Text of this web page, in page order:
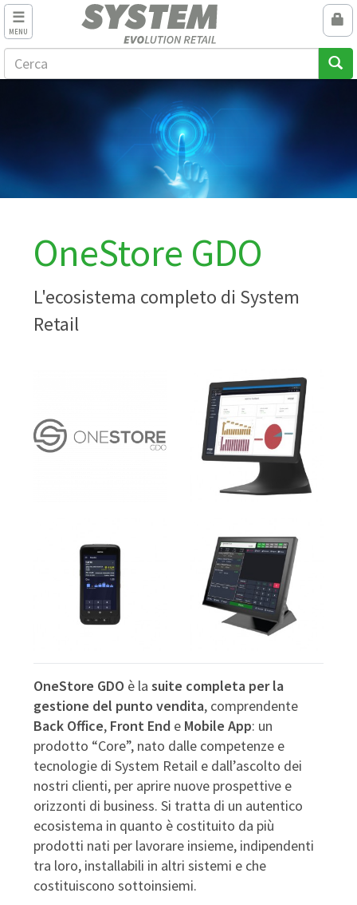
MENU
OneStore GDO
L'ecosistema completo di System
Retail
OneStore GDO è la suite completa per la
gestione del punto vendita, comprendente
Back Office, Front End e Mobile App: un
prodotto “Core”, nato dalle competenze e
tecnologie di System Retail e dall’ascolto dei
nostri clienti, per aprire nuove prospettive e
orizzonti di business. Si tratta di un autentico
ecosistema in quanto è costituito da più
prodotti nati per lavorare insieme, indipendenti
tra loro, installabili in altri sistemi e che
costituiscono sottoinsiemi.